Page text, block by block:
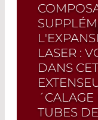
LASER :
DANS
TUBES